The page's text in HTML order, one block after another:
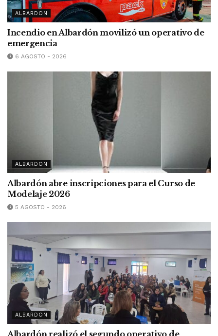
ALBARDON
Incendio en Albardón movilizó un operativo de
emergencia
6 AGOSTO - 2026
ALBARDON
Albardón abre inscripciones para el Curso de
Modelaje 2026
5 AGOSTO - 2026
ALBARDON